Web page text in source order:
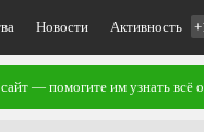
Новости Активность
— помогите им узнать всё